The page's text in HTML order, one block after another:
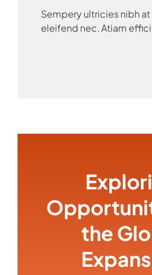
Sempery ultricies nibh
eleifend nec. Atiam
the